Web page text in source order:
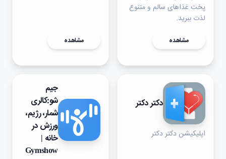
پخت غذاهای سالم و متنوع
لذت ببرید.
مشاهده مشاهده
دکتر دکتر
اپلیکیشن دکتر دکتر
جیم
شو:کالری
شمار، رژیم،
ورزش در
خانه |
Gymshow